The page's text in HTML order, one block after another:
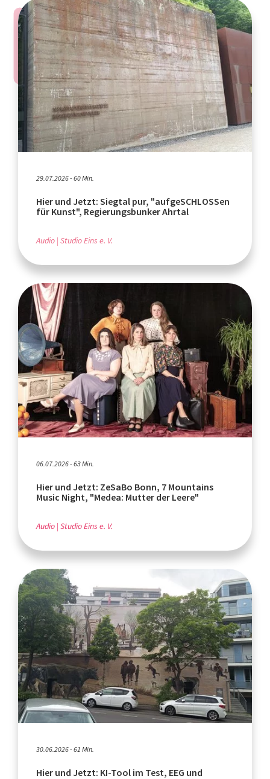
29.07.2026 - 60 Min.
Hier und Jetzt: Siegtal pur, "aufgeSCHLOSSen
für Kunst", Regierungsbunker Ahrtal
Audio Studio Eins e. V.
06.07.2026 - 63 Min.
Hier und Jetzt: ZeSaBo Bonn, 7 Mountains
Music Night, "Medea: Mutter der Leere"
Audio Studio Eins e. V.
30.06.2026 - 61 Min.
Hier und Jetzt: KI-Tool im Test, EEG und